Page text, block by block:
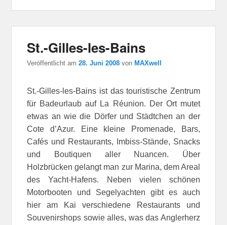
St.-Gilles-les-Bains
Veröffentlicht am28. Juni 2008 vonMAXwell
St.-Gilles-les-Bains ist das touristische Zentrum
für Badeurlaub auf La Réunion. Der Ort mutet
etwas an wie die Dörfer und Städtchen an der
Cote d’Azur. Eine kleine Promenade, Bars,
Cafés und Restaurants, Imbiss-Stände, Snacks
und Boutiquen aller Nuancen. Über
Holzbrücken gelangt man zur Marina, dem Areal
des Yacht-Hafens. Neben vielen schönen
Motorbooten und Segelyachten gibt es auch
hier am Kai verschiedene Restaurants und
Souvenirshops sowie alles, was das Anglerherz